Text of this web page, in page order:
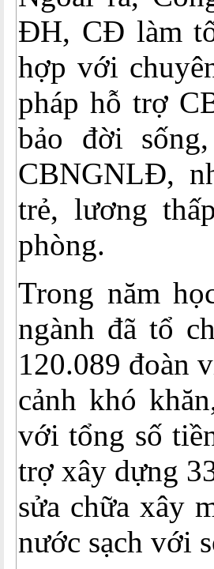
ĐH, CĐ làm
hợp với
pháp hỗ trợ
bảo đời
CBNGNLĐ,
trẻ, lương
phòng.
Trong năm
ngành đã tổ
120.089 đoàn
cảnh khó
với tổng số
trợ xây dựng
sửa chữa xây
nước sạch với